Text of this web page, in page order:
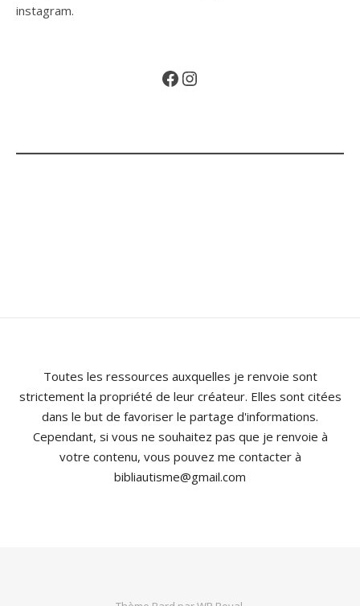
instagram.
Facebook
Instagram
Toutes les ressources auxquelles je renvoie sont
strictement la propriété de leur créateur. Elles sont citées
dans le but de favoriser le partage d'informations.
Cependant, si vous ne souhaitez pas que je renvoie à
votre contenu, vous pouvez me contacter à
bibliautisme@gmail.com